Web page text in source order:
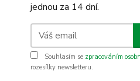
jednou za 14 dní.
Souhlasím se zpracováním
rozesílky newsletteru.